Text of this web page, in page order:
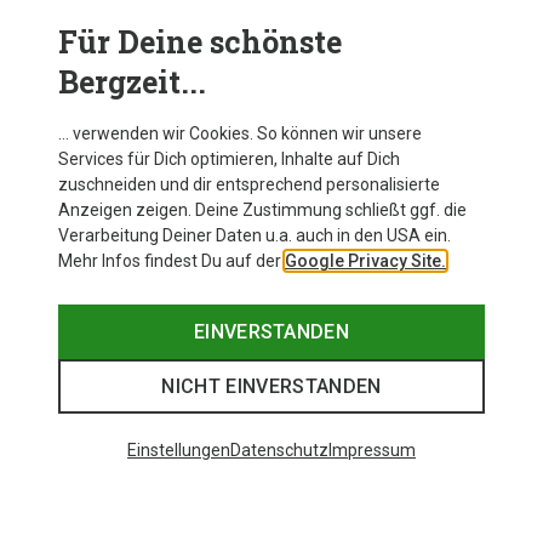
Vaude
Herren Rosemoor 3in1 Jacke
Andere Kunden kauften auch
Für Deine schönste
Bergzeit...
… verwenden wir Cookies. So können wir unsere
Services für Dich optimieren, Inhalte auf Dich
zuschneiden und dir entsprechend personalisierte
Anzeigen zeigen. Deine Zustimmung schließt ggf. die
Verarbeitung Deiner Daten u.a. auch in den USA ein.
Mehr Infos findest Du auf der Google Privacy Site.
EINVERSTANDEN
NICHT EINVERSTANDEN
EinstellungenDatenschutz Impressum